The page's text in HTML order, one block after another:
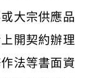
大宗供應品
開契約辦理
法等書面資